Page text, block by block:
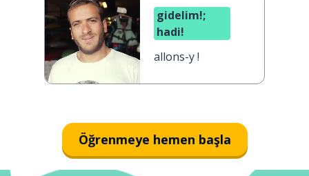
gidelim!;
hadi!
allons-y !
Öğrenmeye hemen başla